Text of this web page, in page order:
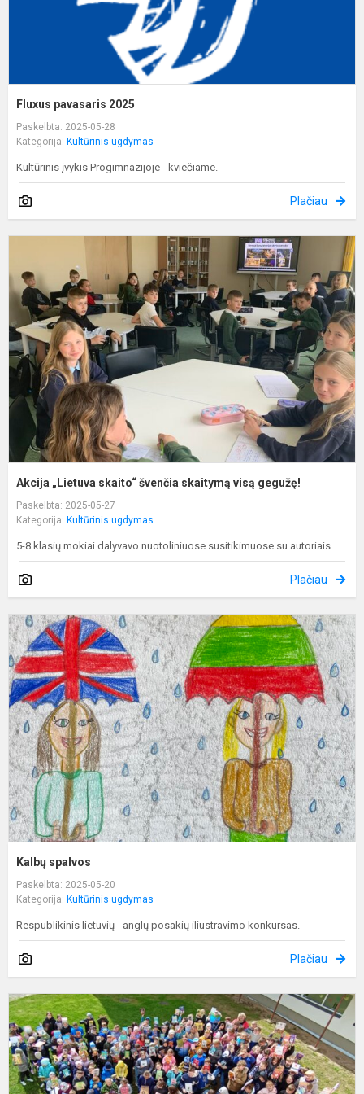
Fluxus pavasaris 2025
Paskelbta: 2025-05-28
Kategorija: Kultūrinis ugdymas
Kultūrinis įvykis Progimnazijoje - kviečiame.
Plačiau
Akcija „Lietuva skaito“ švenčia skaitymą visą gegužę!
Paskelbta: 2025-05-27
Kategorija: Kultūrinis ugdymas
5-8 klasių mokiai dalyvavo nuotoliniuose susitikimuose su autoriais.
Plačiau
Kalbų spalvos
Paskelbta: 2025-05-20
Kategorija: Kultūrinis ugdymas
Respublikinis lietuvių - anglų posakių iliustravimo konkursas.
Plačiau